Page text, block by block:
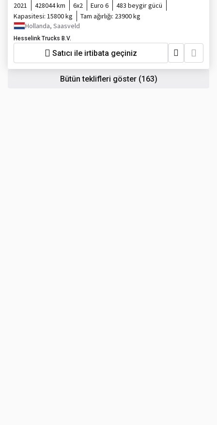
2021 428044 km 6x2 Euro 6
483 beygir gücü
Kapasitesi: 15800 kg Tam ağırlığı: 23900 kg
Hollanda, Saasveld
Hesselink Trucks B.V.
Satıcı ile irtibata geçiniz
Bütün teklifleri göster (163)